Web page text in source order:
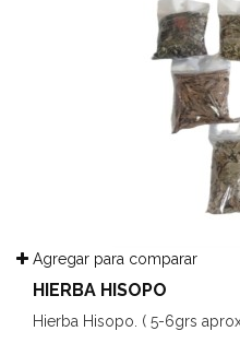
Agregar para comparar
HIERBA HISOPO
Hierba Hisopo. ( 5-6grs